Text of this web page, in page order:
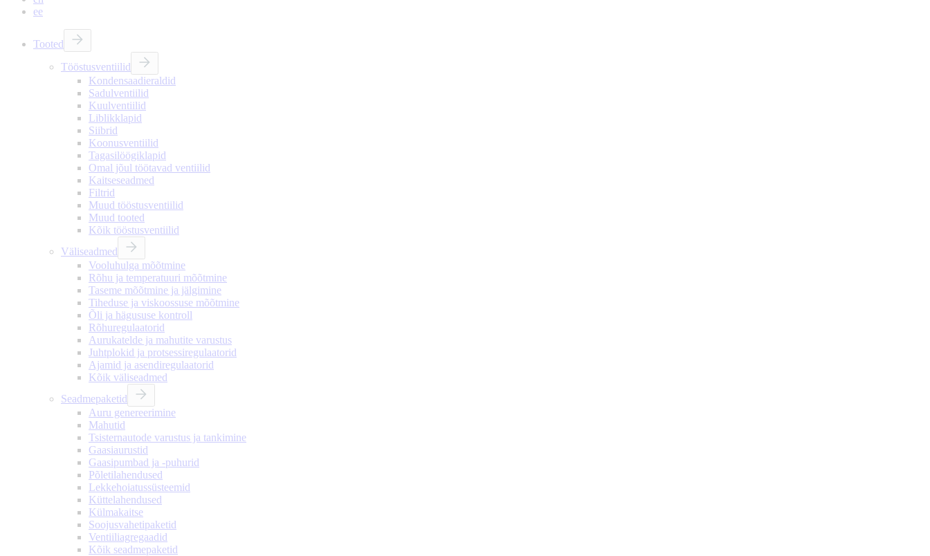
ee
Tooted
Tööstusventiilid
Kondensaadieraldid
Sadulventiilid
Kuulventiilid
Liblikklapid
Siibrid
Koonusventiilid
Tagasilöögiklapid
Omal jõul töötavad ventiilid
Kaitseseadmed
Filtrid
Muud tööstusventiilid
Muud tooted
Kõik tööstusventiilid
Väliseadmed
Vooluhulga mõõtmine
Rõhu ja temperatuuri mõõtmine
Taseme mõõtmine ja jälgimine
Tiheduse ja viskoossuse mõõtmine
Õli ja hägususe kontroll
Rõhuregulaatorid
Aurukatelde ja mahutite varustus
Juhtplokid ja protsessiregulaatorid
Ajamid ja asendiregulaatorid
Kõik väliseadmed
Seadmepaketid
Auru genereerimine
Mahutid
Tsisternautode varustus ja tankimine
Gaasiaurustid
Gaasipumbad ja -puhurid
Põletilahendused
Lekkehoiatussüsteemid
Küttelahendused
Külmakaitse
Soojusvahetipaketid
Ventiiliagregaadid
Kõik seadmepaketid